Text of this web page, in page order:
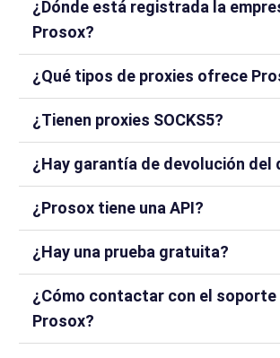
¿Dónde está registrada la
Prosox?
¿Qué tipos de proxies ofrece
¿Tienen proxies SOCKS5?
¿Hay garantía de devolución del
¿Prosox tiene una API?
¿Hay una prueba gratuita?
¿Cómo contactar con el soporte
Prosox?